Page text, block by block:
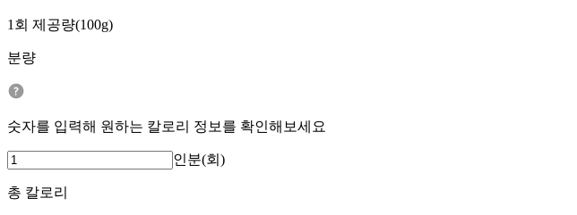
1회 제공량(100g)
분량
숫자를 입력해 원하는 칼로리 정보를 확인해보세요
인분(회)
총 칼로리